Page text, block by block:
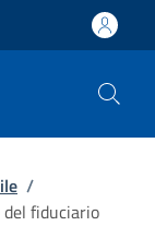
/
fiduciario